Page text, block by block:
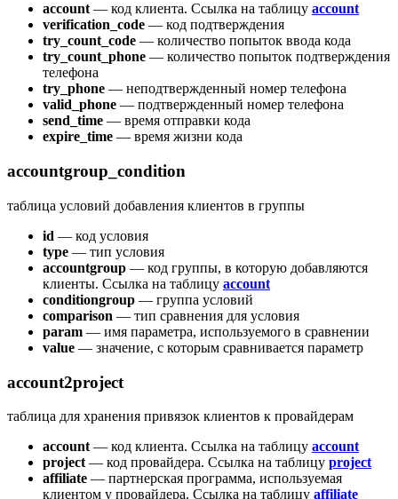
account— код клиента. Ссылка на таблицу account
verification_code — код подтверждения
try_count_code — количество попыток ввода кода
try_count_phone — количество попыток подтверждения
телефона
try_phone — неподтвержденный номер телефона
valid_phone — подтвержденный номер телефона
send_time — время отправки кода
expire_time — время жизни кода
accountgroup_condition
таблица условий добавления клиентов в группы
id — код условия
type — тип условия
accountgroup — код группы, в которую добавляются
клиенты. Ссылка на таблицу account
conditiongroup — группа условий
comparison — тип сравнения для условия
param — имя параметра, используемого в сравнении
value — значение, с которым сравнивается параметр
account2project
таблица для хранения привязок клиентов к провайдерам
account — код клиента. Ссылка на таблицу account
project — код провайдера. Ссылка на таблицу project
affiliate — партнерская программа, используемая
клиентом у провайдера. Ссылка на таблицу affiliate